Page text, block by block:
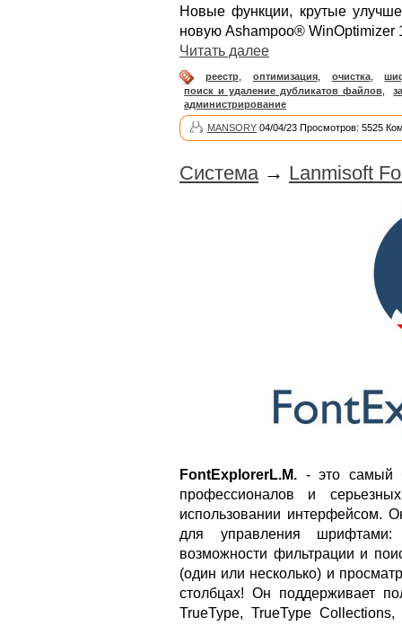
Новые функции, крутые
новую Ashampoo® WinOptimizer
Читать далее
реестр, оптимизация, очистка,
поиск и удаление дубликатов файлов,
администрирование
MANSORY 04/04/23 Просмотров: 5525
Система → Lanmisoft
FontExplorerL.M. - это самый
профессионалов и
использовании интерфейсом.
для управления
возможности фильтрации и
(один или несколько) и
столбцах! Он поддерживает
TrueType, TrueType